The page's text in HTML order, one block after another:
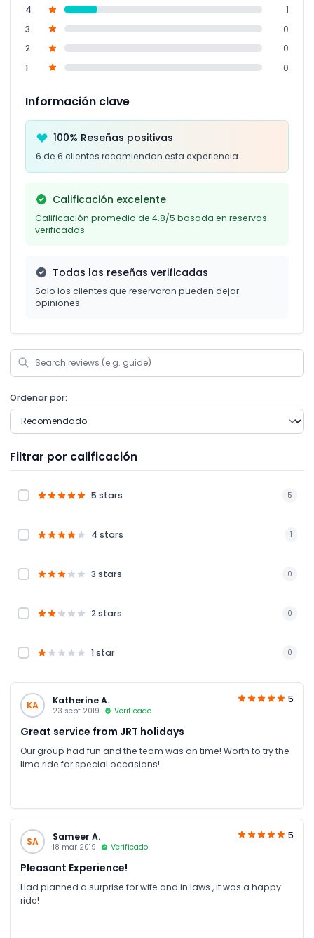
4
1
3
0
2
0
1
0
Información clave
100% Reseñas positivas
6 de 6 clientes recomiendan esta experiencia
Calificación excelente
Calificación promedio de 4.8/5 basada en reservas
verificadas
Todas las reseñas verificadas
Solo los clientes que reservaron pueden dejar
opiniones
Ordenar por:
Filtrar por calificación
5 stars 5
4 stars 1
3 stars 0
2 stars 0
1 star 0
KA Katherine A.
23 sept 2019 Verificado
5
Great service from JRT holidays
Our group had fun and the team was on time! Worth to try the
limo ride for special occasions!
SA Sameer A.
18 mar 2019 Verificado
5
Pleasant Experience!
Had planned a surprise for wife and in laws , it was a happy
ride!